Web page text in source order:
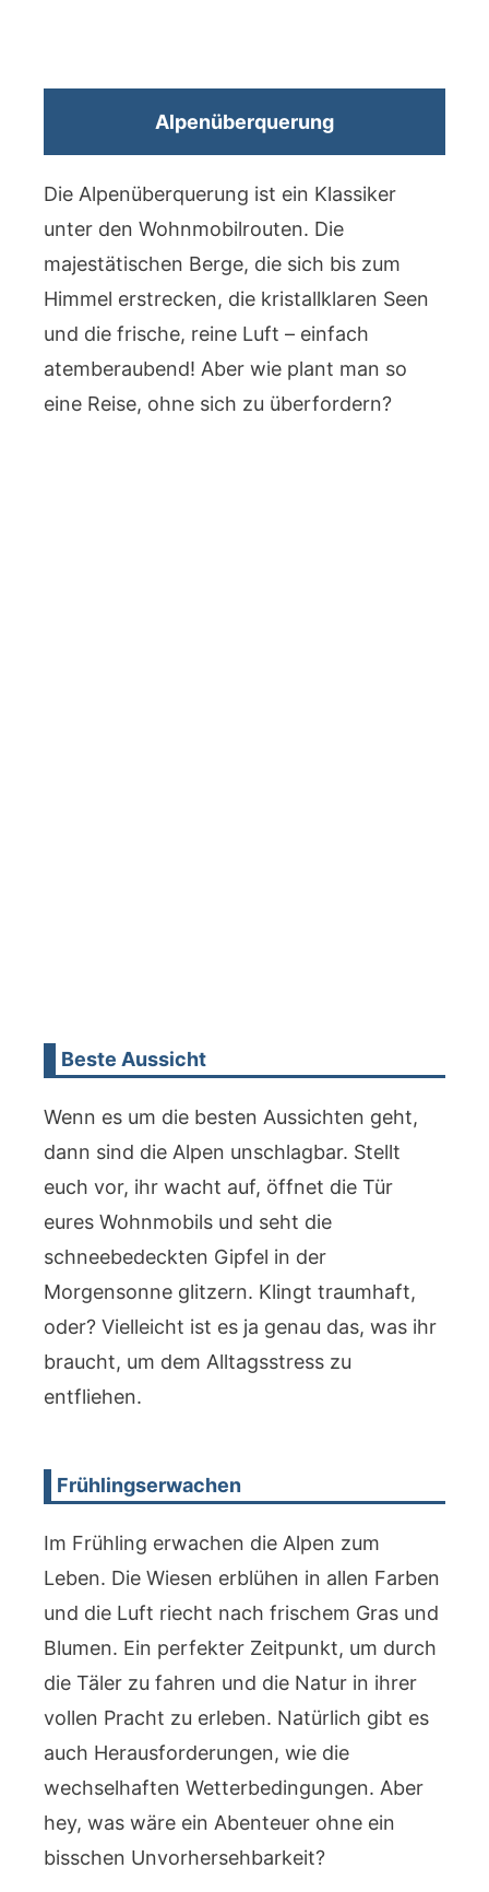
Alpenüberquerung
Die Alpenüberquerung ist ein Klassiker
unter den Wohnmobilrouten. Die
majestätischen Berge, die sich bis zum
Himmel erstrecken, die kristallklaren Seen
und die frische, reine Luft – einfach
atemberaubend! Aber wie plant man so
eine Reise, ohne sich zu überfordern?
Beste Aussicht
Wenn es um die besten Aussichten geht,
dann sind die Alpen unschlagbar. Stellt
euch vor, ihr wacht auf, öffnet die Tür
eures Wohnmobils und seht die
schneebedeckten Gipfel in der
Morgensonne glitzern. Klingt traumhaft,
oder? Vielleicht ist es ja genau das, was ihr
braucht, um dem Alltagsstress zu
entfliehen.
Frühlingserwachen
Im Frühling erwachen die Alpen zum
Leben. Die Wiesen erblühen in allen Farben
und die Luft riecht nach frischem Gras und
Blumen. Ein perfekter Zeitpunkt, um durch
die Täler zu fahren und die Natur in ihrer
vollen Pracht zu erleben. Natürlich gibt es
auch Herausforderungen, wie die
wechselhaften Wetterbedingungen. Aber
hey, was wäre ein Abenteuer ohne ein
bisschen Unvorhersehbarkeit?